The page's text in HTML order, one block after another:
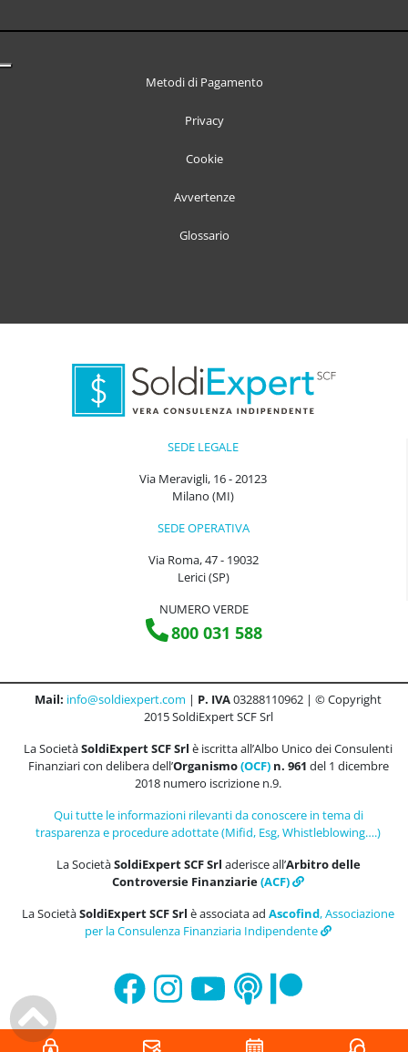
Metodi di Pagamento
Privacy
Cookie
Avvertenze
Glossario
SEDE LEGALE
Via Meravigli, 16 - 20123
Milano (MI)
SEDE OPERATIVA
Via Roma, 47 - 19032
Lerici (SP)
NUMERO VERDE
800 031 588
Mail: info@soldiexpert.com | P. IVA03288110962 | © Copyright
2015 SoldiExpert SCF Srl
La SocietàSoldiExpert SCF Srl è iscritta all’Albo Unico dei Consulenti
Finanziari con delibera dell’Organismo(OCF)n. 961 del 1 dicembre
2018 numero iscrizione n.9.
Qui tutte le informazioni rilevanti da conoscere in tema di
trasparenza e procedure adottate (Mifid, Esg, Whistleblowing….)
La SocietàSoldiExpert SCF Srl aderisce all’Arbitro delle
Controversie Finanziarie(ACF)
La SocietàSoldiExpert SCF Srl è associata ad Ascofind, Associazione
per la Consulenza Finanziaria Indipendente